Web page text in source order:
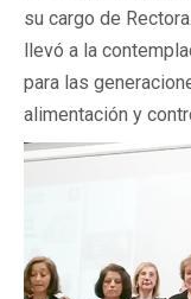
su cargo de
llevó a la
para las
alimentación y